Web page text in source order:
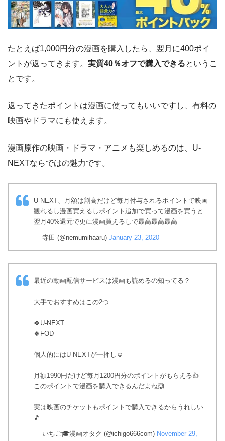
たとえば1,000円分の漫画を購入したら、翌月に400ポイ
ントが返ってきます。 実質40％オフで購入できるというこ
とです。
返ってきたポイントは漫画に使ってもいいですし、有料の
映画やドラマにも使えます。
漫画原作の映画・ドラマ・アニメも楽しめるのは、U-
NEXTならではの魅力です。
U-NEXT、月額は割高だけど毎月付与されるポイントで映画
観れるし漫画買えるしポイント追加で買って漫画を買うと
翌月40%還元で更に漫画買えるしで最高最高最高
— 寺田 (@nemumihaaru) January 23, 2020
最近の動画配信サービスは漫画も読めるの知ってる？
大手でおすすめはこの2つ
🍀U-NEXT
🍀FOD
個人的にはU-NEXTが一押し☺️
月額1990円だけど毎月1200円分のポイントがもらえる👍
このポイントで漫画を購入できるんだよね🙆
実は映画のチケットもポイントで購入できるからうれしい
🎵
— いちご🎓漫画オタク (@ichigo666com) November 29,